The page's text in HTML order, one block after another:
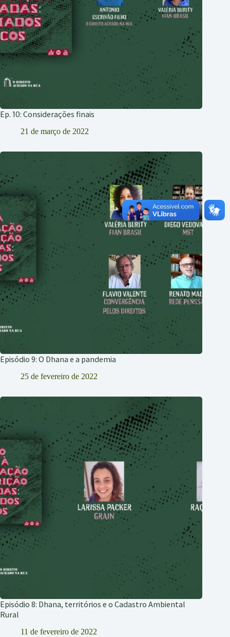
Ep. 10: Considerações finais
21 de março de 2022
Episódio 9: O Dhana e a pandemia
25 de fevereiro de 2022
Episódio 8: Dhana, territórios e o Cadastro Ambiental
Rural
11 de fevereiro de 2022